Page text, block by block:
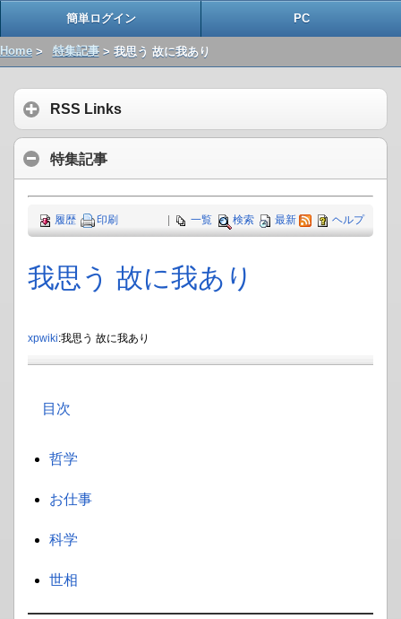
簡単ログイン PC
Home > 特集記事> 我思う 故に我あり
RSS Links
特集記事
一覧 検索 最新 ヘルプ
履歴 印刷
我思う 故に我あり
xpwiki:我思う 故に我あり
目次
哲学
お仕事
科学
世相